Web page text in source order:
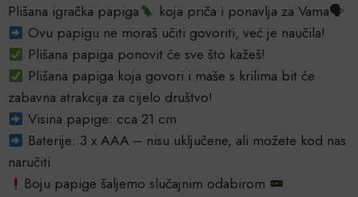
Plišana igračka papiga
koja priča i ponavlja za Vama🗣
Ovu papigu ne moraš učiti govoriti, već je naučila!
Plišana papiga ponovit će sve što kažeš!
Plišana papiga koja govori i maše s krilima bit će
zabavna atrakcija za cijelo društvo!
Visina papige: cca 21 cm
Baterije: 3 x AAA – nisu uključene, ali možete kod nas
naručiti
Boju papige šaljemo slučajnim odabirom